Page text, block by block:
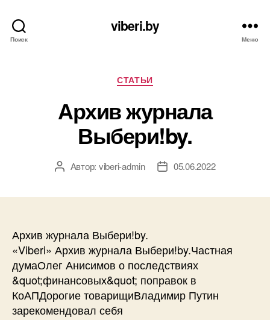
Поиск
viberi.by
Меню
Рубрики
СТАТЬИ
Архив журнала
Выбери!by.
АвторАвтор: viberi-admin
Дата05.06.2022
Архив журнала Выбери!by.
«Viberi» Архив журнала Выбери!by.Частная
думаОлег Анисимов о последствиях
&quot;финансовых&quot; поправок в
КоАПДорогие товарищиВладимир Путин
зарекомендовал себя